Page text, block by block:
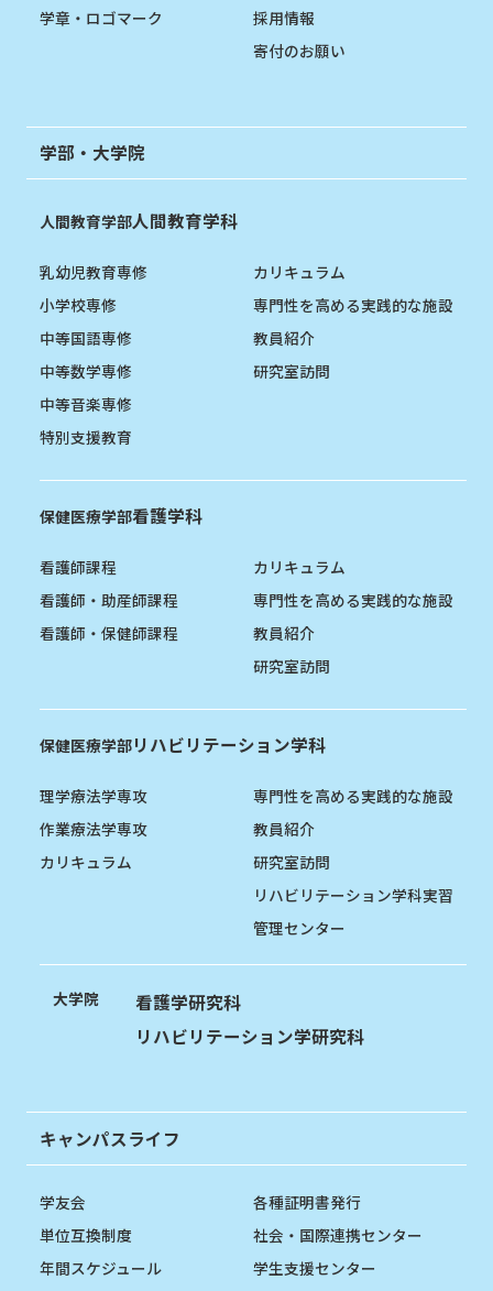
学章・ロゴマーク
採用情報
寄付のお願い
学部・大学院
人間教育学部人間教育学科
乳幼児教育専修
小学校専修
中等国語専修
中等数学専修
中等音楽専修
特別支援教育
カリキュラム
専門性を高める実践的な施設
教員紹介
研究室訪問
保健医療学部看護学科
看護師課程
看護師・助産師課程
看護師・保健師課程
カリキュラム
専門性を高める実践的な施設
教員紹介
研究室訪問
保健医療学部リハビリテーション学科
理学療法学専攻
作業療法学専攻
カリキュラム
専門性を高める実践的な施設
教員紹介
研究室訪問
リハビリテーション学科実習
管理センター
大学院
看護学研究科
リハビリテーション学研究科
キャンパスライフ
学友会
単位互換制度
年間スケジュール
各種証明書発行
社会・国際連携センター
学生支援センター